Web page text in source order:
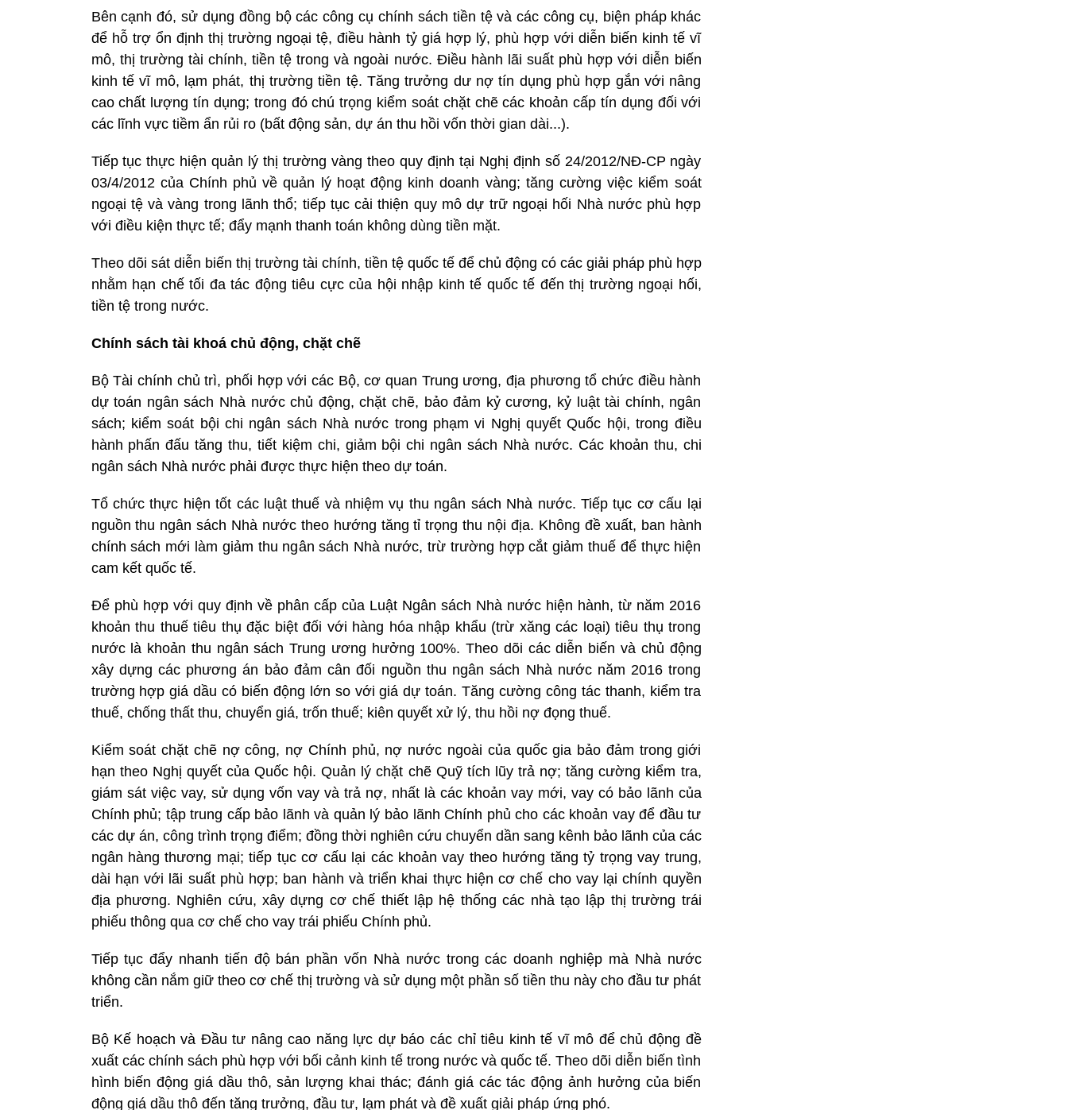
Bên cạnh đó, sử dụng đồng bộ các công cụ chính sách tiền tệ và các công cụ, biện pháp khác
để hỗ trợ ổn định thị trường ngoại tệ, điều hành tỷ giá hợp lý, phù hợp với diễn biến kinh tế vĩ
mô, thị trường tài chính, tiền tệ trong và ngoài nước. Điều hành lãi suất phù hợp với diễn biến
kinh tế vĩ mô, lạm phát, thị trường tiền tệ. Tăng trưởng dư nợ tín dụng phù hợp gắn với nâng
cao chất lượng tín dụng; trong đó chú trọng kiểm soát chặt chẽ các khoản cấp tín dụng đối với
các lĩnh vực tiềm ẩn rủi ro (bất động sản, dự án thu hồi vốn thời gian dài...).
Tiếp tục thực hiện quản lý thị trường vàng theo quy định tại Nghị định số 24/2012/NĐ-CP ngày
03/4/2012 của Chính phủ về quản lý hoạt động kinh doanh vàng; tăng cường việc kiểm soát
ngoại tệ và vàng trong lãnh thổ; tiếp tục cải thiện quy mô dự trữ ngoại hối Nhà nước phù hợp
với điều kiện thực tế; đẩy mạnh thanh toán không dùng tiền mặt.
Theo dõi sát diễn biến thị trường tài chính, tiền tệ quốc tế để chủ động có các giải pháp phù hợp
nhằm hạn chế tối đa tác động tiêu cực của hội nhập kinh tế quốc tế đến thị trường ngoại hối,
tiền tệ trong nước.
Chính sách tài khoá chủ động, chặt chẽ
Bộ Tài chính chủ trì, phối hợp với các Bộ, cơ quan Trung ương, địa phương tổ chức điều hành
dự toán ngân sách Nhà nước chủ động, chặt chẽ, bảo đảm kỷ cương, kỷ luật tài chính, ngân
sách; kiểm soát bội chi ngân sách Nhà nước trong phạm vi Nghị quyết Quốc hội, trong điều
hành phấn đấu tăng thu, tiết kiệm chi, giảm bội chi ngân sách Nhà nước. Các khoản thu, chi
ngân sách Nhà nước phải được thực hiện theo dự toán.
Tổ chức thực hiện tốt các luật thuế và nhiệm vụ thu ngân sách Nhà nước. Tiếp tục cơ cấu lại
nguồn thu ngân sách Nhà nước theo hướng tăng tỉ trọng thu nội địa. Không đề xuất, ban hành
chính sách mới làm giảm thu ngân sách Nhà nước, trừ trường hợp cắt giảm thuế để thực hiện
cam kết quốc tế.
Để phù hợp với quy định về phân cấp của Luật Ngân sách Nhà nước hiện hành, từ năm 2016
khoản thu thuế tiêu thụ đặc biệt đối với hàng hóa nhập khẩu (trừ xăng các loại) tiêu thụ trong
nước là khoản thu ngân sách Trung ương hưởng 100%. Theo dõi các diễn biến và chủ động
xây dựng các phương án bảo đảm cân đối nguồn thu ngân sách Nhà nước năm 2016 trong
trường hợp giá dầu có biến động lớn so với giá dự toán. Tăng cường công tác thanh, kiểm tra
thuế, chống thất thu, chuyển giá, trốn thuế; kiên quyết xử lý, thu hồi nợ đọng thuế.
Kiểm soát chặt chẽ nợ công, nợ Chính phủ, nợ nước ngoài của quốc gia bảo đảm trong giới
hạn theo Nghị quyết của Quốc hội. Quản lý chặt chẽ Quỹ tích lũy trả nợ; tăng cường kiểm tra,
giám sát việc vay, sử dụng vốn vay và trả nợ, nhất là các khoản vay mới, vay có bảo lãnh của
Chính phủ; tập trung cấp bảo lãnh và quản lý bảo lãnh Chính phủ cho các khoản vay để đầu tư
các dự án, công trình trọng điểm; đồng thời nghiên cứu chuyển dần sang kênh bảo lãnh của các
ngân hàng thương mại; tiếp tục cơ cấu lại các khoản vay theo hướng tăng tỷ trọng vay trung,
dài hạn với lãi suất phù hợp; ban hành và triển khai thực hiện cơ chế cho vay lại chính quyền
địa phương. Nghiên cứu, xây dựng cơ chế thiết lập hệ thống các nhà tạo lập thị trường trái
phiếu thông qua cơ chế cho vay trái phiếu Chính phủ.
Tiếp tục đẩy nhanh tiến độ bán phần vốn Nhà nước trong các doanh nghiệp mà Nhà nước
không cần nắm giữ theo cơ chế thị trường và sử dụng một phần số tiền thu này cho đầu tư phát
triển.
Bộ Kế hoạch và Đầu tư nâng cao năng lực dự báo các chỉ tiêu kinh tế vĩ mô để chủ động đề
xuất các chính sách phù hợp với bối cảnh kinh tế trong nước và quốc tế. Theo dõi diễn biến tình
hình biến động giá dầu thô, sản lượng khai thác; đánh giá các tác động ảnh hưởng của biến
động giá dầu thô đến tăng trưởng, đầu tư, lạm phát và đề xuất giải pháp ứng phó.